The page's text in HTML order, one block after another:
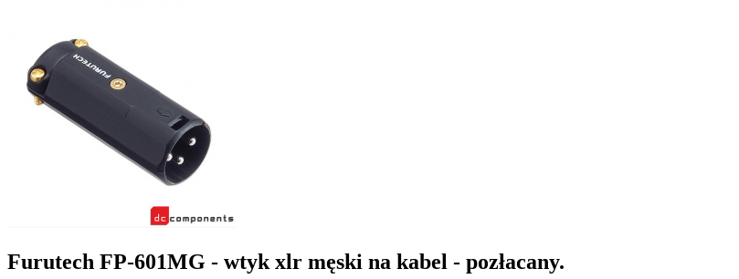
Furutech FP-601MG - wtyk xlr męski na kabel - pozłacany.